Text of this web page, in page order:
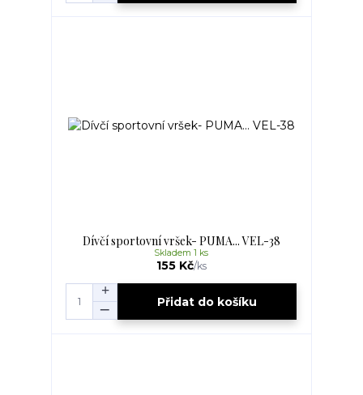
Dívčí sportovní vršek- PUMA... VEL-38
155 Kč/ks
Skladem 1 ks
Přidat do košíku